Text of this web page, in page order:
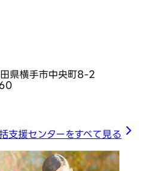
県横手市中央町8‑2
支援センターをすべて見る